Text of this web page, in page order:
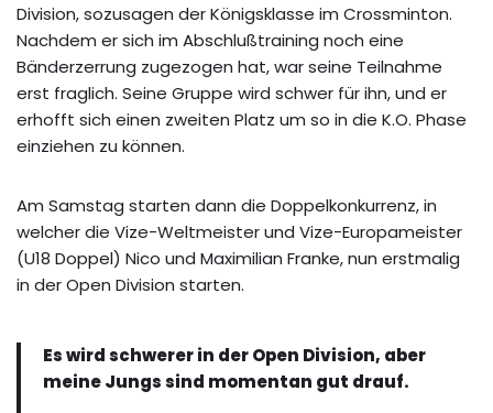
Division, sozusagen der Königsklasse im Crossminton.
Nachdem er sich im Abschlußtraining noch eine
Bänderzerrung zugezogen hat, war seine Teilnahme
erst fraglich. Seine Gruppe wird schwer für ihn, und er
erhofft sich einen zweiten Platz um so in die K.O. Phase
einziehen zu können.
Am Samstag starten dann die Doppelkonkurrenz, in
welcher die Vize-Weltmeister und Vize-Europameister
(U18 Doppel) Nico und Maximilian Franke, nun erstmalig
in der Open Division starten.
Es wird schwerer in der Open Division, aber
meine Jungs sind momentan gut drauf.